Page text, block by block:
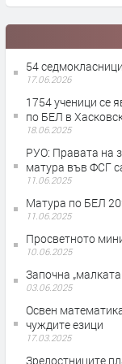
54
17.06.2026
1754 ученици се
по БЕЛ в
18.06.2025
РУО: Правата на
матура във ФСГ
11.06.2025
Матура по БЕЛ
11.06.2025
Просветното
10.06.2025
Започна
03.06.2025
Освен
чуждите езици
17.03.2025
Зрелостниците